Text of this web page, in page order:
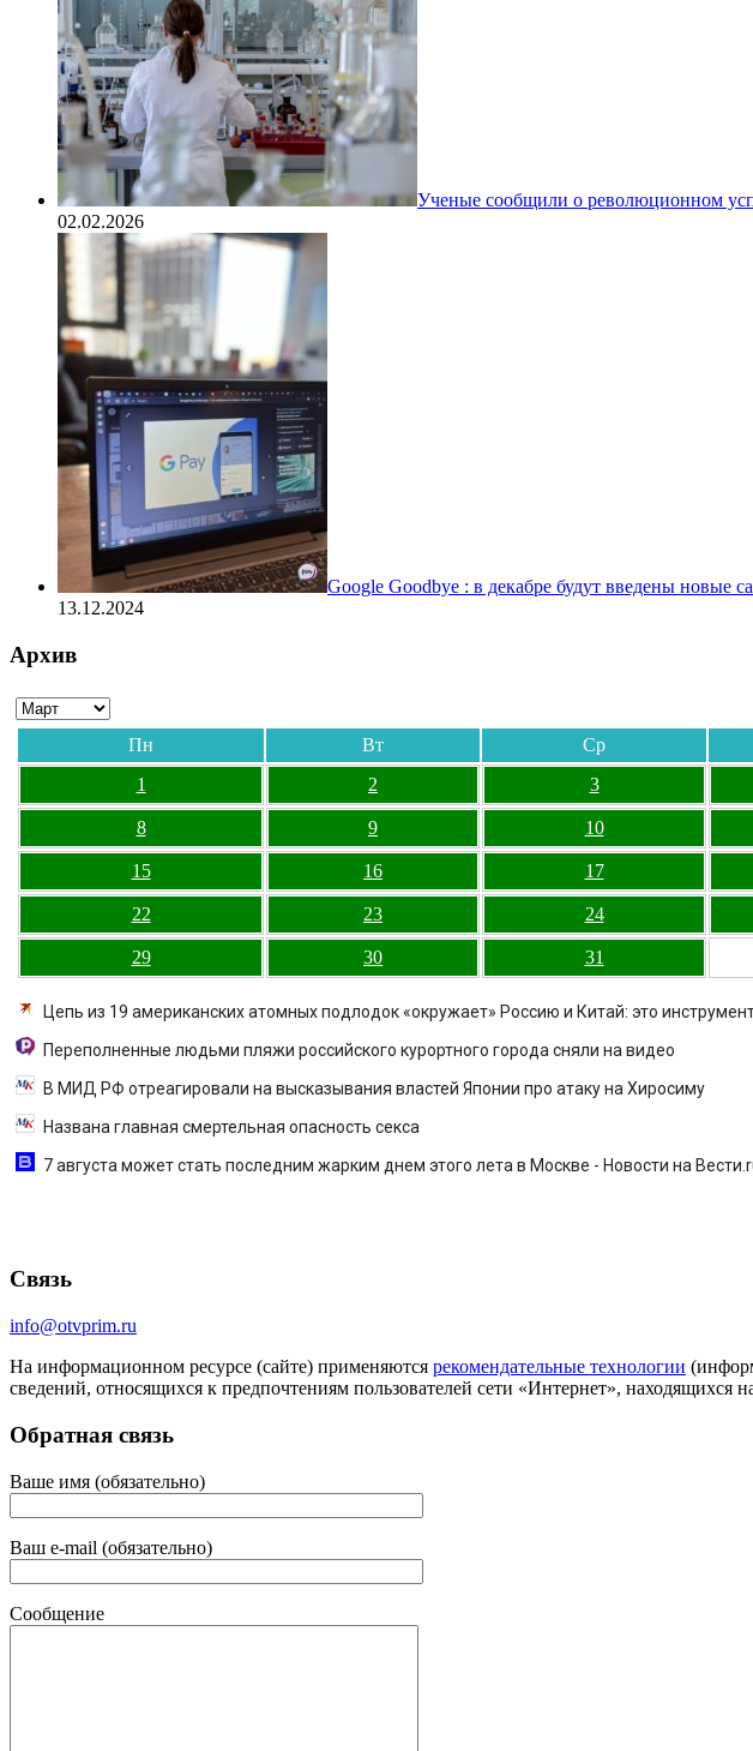
Ученые сообщили о революционном
02.02.2026
Google Goodbye : в декабре будут введены новые
13.12.2024
Архив
Пн Вт Ср
1
2 3
8 9 10
15 16 17
22 23 24
29 30 31
Цепь из 19 американских атомных подлодок «окружает» Россию и Китай: это
Переполненные людьми пляжи российского курортного города сняли на видео
В МИД РФ отреагировали на высказывания властей Японии про атаку на Хиросиму
Названа главная смертельная опасность секса
7 августа может стать последним жарким днем этого лета в Москве - Новости на
Связь
info@otvprim.ru
На информационном ресурсе (сайте) применяются рекомендательные технологии
сведений, относящихся к предпочтениям пользователей сети «Интернет», находящихся
Обратная связь
Ваше имя (обязательно)
Ваш e-mail (обязательно)
Сообщение